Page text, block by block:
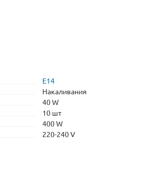
E14
Накаливания
40 W
10 шт
400 W
220-240 V